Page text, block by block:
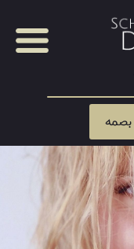
بصمه